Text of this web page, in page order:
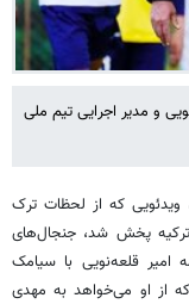
و مدیر اجرایی تیم ملی
که از لحظات ترک
هتل آنتالیا توسط ملی‌پوشان ایران از شبکه fifa tv ترکیه پخش شد، جنجال‌های
امیر قلعه‌نویی با سیامک
از او می‌خواهد به مهدی